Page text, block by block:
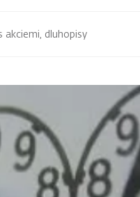
akciemi, dluhopisy